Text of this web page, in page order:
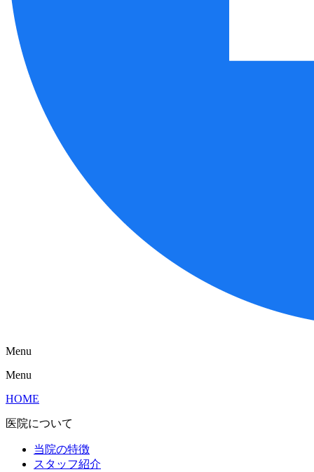
Menu
Menu
HOME
医院について
当院の特徴
スタッフ紹介